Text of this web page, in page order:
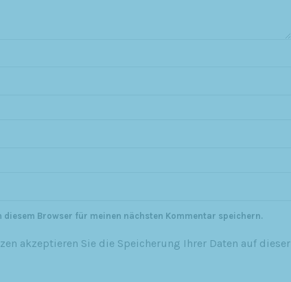
diesem Browser für meinen nächsten Kommentar speichern.
akzeptieren Sie die Speicherung Ihrer Daten auf dieser